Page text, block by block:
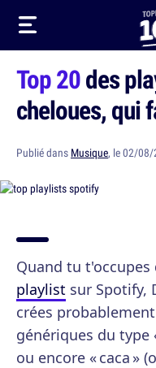
Top 20des
cheloues, qui
Publié dans Musique, le 02/
Quand tu t'occupes
playlist sur Spotify,
crées
génériques du type
ou encore « caca »